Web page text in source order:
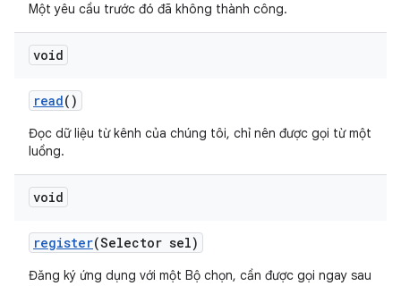
Một yêu cầu trước đó đã không thành công.
void
read()
Đọc dữ liệu từ kênh của chúng tôi, chỉ nên được gọi từ một
luồng.
void
register(Selector sel)
Đăng ký ứng dụng với một Bộ chọn, cần được gọi ngay sau